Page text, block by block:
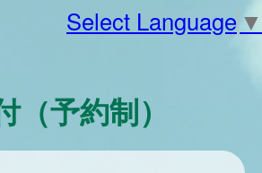
Select Language ▼
予約制）